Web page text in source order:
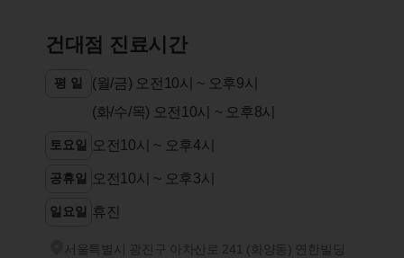
건대점 진료시간
평 일
(월/금) 오전10시 ~ 오후9시
(화/수/목) 오전10시 ~ 오후8시
토요일 오전10시 ~ 오후4시
공휴일 오전10시 ~ 오후3시
일요일 휴진
서울특별시 광진구 아차산로 241 (화양동) 연한빌딩